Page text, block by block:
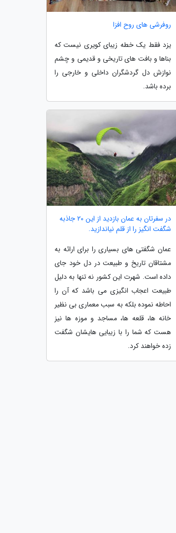
روفرشی های روح افزا
یزد فقط یک خطه زیبای کویری نیست که
بناها و بافت های تاریخی و قدیمی و چشم
نوازش دل گردشگران داخلی و خارجی را
برده باشد.
در سفرتان به عمان بازدید از این 20 جاذبه
شگفت انگیز را از قلم نیاندازید.
عمان شگفتی های بسیاری را برای ارائه به
مشتاقان تاریخ و طبیعت در دل خود جای
داده است. شهرت این کشور نه تنها به دلیل
طبیعت اعجاب انگیزی می باشد که آن را
احاطه نموده بلکه به سبب معماری بی نظیر
خانه ها، قلعه ها، مساجد و موزه ها نیز
هست که شما را با زیبایی هایشان شگفت
زده خواهند کرد.